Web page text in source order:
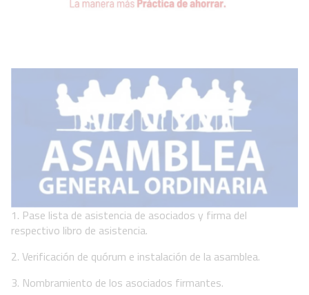
1. Pase lista de asistencia de asociados y firma del
respectivo libro de asistencia.
2. Verificación de quórum e instalación de la asamblea.
3. Nombramiento de los asociados firmantes.